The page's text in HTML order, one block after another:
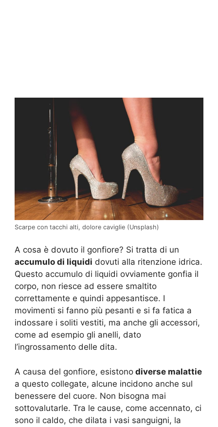
Scarpe con tacchi alti, dolore caviglie (Unsplash)
A cosa è dovuto il gonfiore? Si tratta di un
accumulo di liquidi dovuti alla ritenzione idrica.
Questo accumulo di liquidi ovviamente gonfia il
corpo, non riesce ad essere smaltito
correttamente e quindi appesantisce. I
movimenti si fanno più pesanti e si fa fatica a
indossare i soliti vestiti, ma anche gli accessori,
come ad esempio gli anelli, dato
l’ingrossamento delle dita.
A causa del gonfiore, esistono diverse malattie
a questo collegate, alcune incidono anche sul
benessere del cuore. Non bisogna mai
sottovalutarle. Tra le cause, come accennato, ci
sono il caldo, che dilata i vasi sanguigni, la